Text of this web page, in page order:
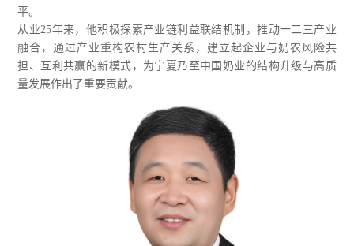
平。
从业25年来，他积极探索产业链利益联结机制，推动一二三产业
融合，通过产业重构农村生产关系，建立起企业与奶农风险共
担、互利共赢的新模式，为宁夏乃至中国奶业的结构升级与高质
量发展作出了重要贡献。